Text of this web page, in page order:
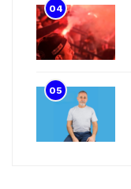
04
05